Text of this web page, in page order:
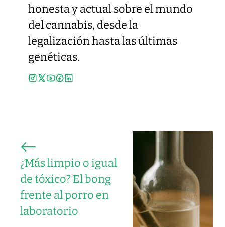
honesta y actual sobre el mundo
del cannabis, desde la
legalización hasta las últimas
genéticas.
¿Más limpio o igual
de tóxico? El bong
frente al porro en
laboratorio